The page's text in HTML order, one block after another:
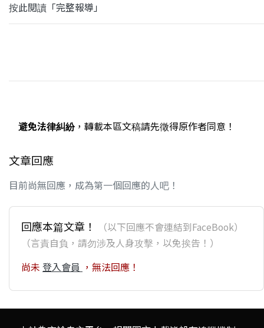
按此閱讀「完整報導」
避免法律糾紛，轉載本區文稿請先徵得原作者同意！
文章回應
目前尚無回應，成為第一個回應的人吧！
回應本篇文章！
（以下回應不會連結到FaceBook）
（言責自負，請勿涉及人身攻擊，以免挨告！）
尚未 登入會員 ，無法回應！